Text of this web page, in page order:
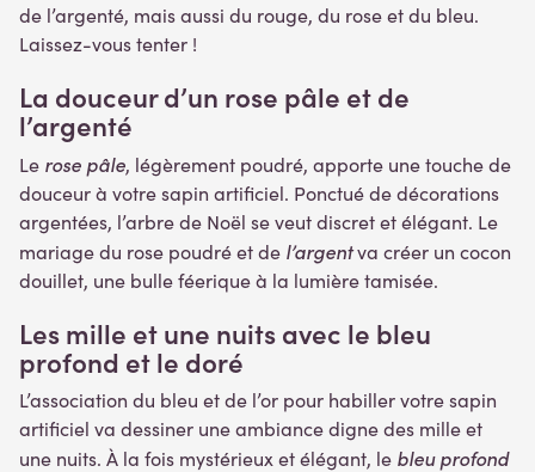
de l’argenté, mais aussi du rouge, du rose et du bleu.
Laissez-vous tenter !
La douceur d’un rose pâle et de
l’argenté
Le rose pâle, légèrement poudré, apporte une touche de
douceur à votre sapin artificiel. Ponctué de décorations
argentées, l’arbre de Noël se veut discret et élégant. Le
mariage du rose poudré et de l’argentva créer un cocon
douillet, une bulle féerique à la lumière tamisée.
Les mille et une nuits avec le bleu
profond et le doré
L’association du bleu et de l’or pour habiller votre sapin
artificiel va dessiner une ambiance digne des mille et
une nuits. À la fois mystérieux et élégant, le bleu profond